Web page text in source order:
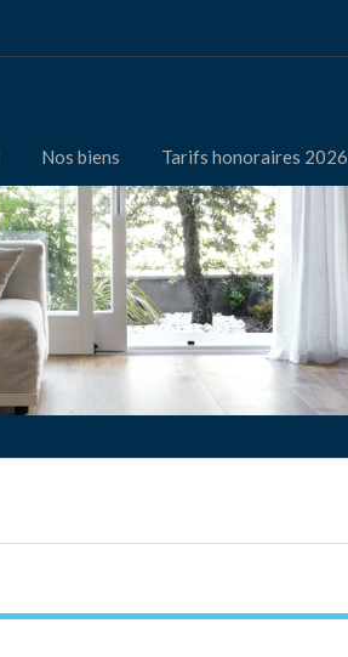
Nos biens Tarifs honoraires 2026